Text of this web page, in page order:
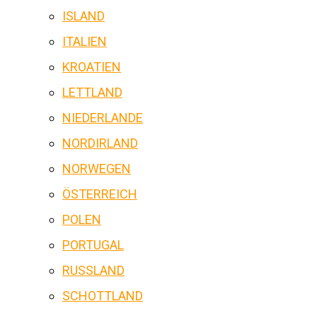
ISLAND
ITALIEN
KROATIEN
LETTLAND
NIEDERLANDE
NORDIRLAND
NORWEGEN
ÖSTERREICH
POLEN
PORTUGAL
RUSSLAND
SCHOTTLAND